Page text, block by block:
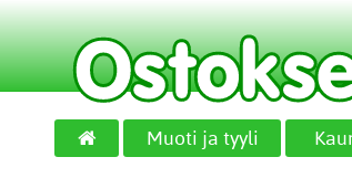
Muoti ja tyyli